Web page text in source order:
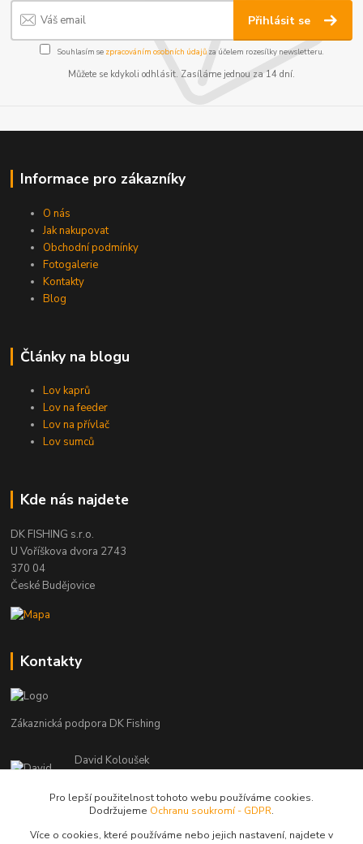
Přihlásit se
Souhlasím se zpracováním osobních údajůza účelem rozesílky newsletteru.
Můžete se kdykoli odhlásit. Zasíláme jednou za 14 dní.
Informace pro zákazníky
O nás
Jak nakupovat
Obchodní podmínky
Fotogalerie
Kontakty
Blog
Články na blogu
Lov kaprů
Lov na feeder
Lov na přívlač
Lov sumců
Kde nás najdete
DK FISHING s.r.o.
U Voříškova dvora 2743
370 04
České Budějovice
Kontakty
Zákaznická podpora DK Fishing
David Koloušek
(Po-Pá, 7-18 hod.)
Pro lepší použitelnost tohoto webu používáme cookies.
Dodržujeme Ochranu soukromí - GDPR.
Více o cookies, které používáme nebo jejich nastavení, najdete v